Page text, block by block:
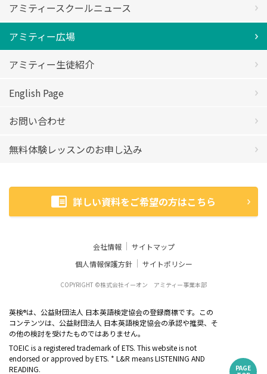
アミティースクールニュース
アミティー広場
アミティー生徒紹介
English Page
お問い合わせ
無料体験レッスンのお申し込み
PAGE
詳しい資料をご希望の方はこちら
会社情報
サイトマップ
個人情報保護方針
サイトポリシー
COPYRIGHT ©株式会社イーオン アミティー事業本部
英検®は、公益財団法人 日本英語検定協会の登録商標です。この
コンテンツは、公益財団法人 日本英語検定協会の承認や推奨、そ
の他の検討を受けたものではありません。
TOEIC is a registered trademark of ETS. This website is not
endorsed or approved by ETS. * L&R means LISTENING AND
READING.